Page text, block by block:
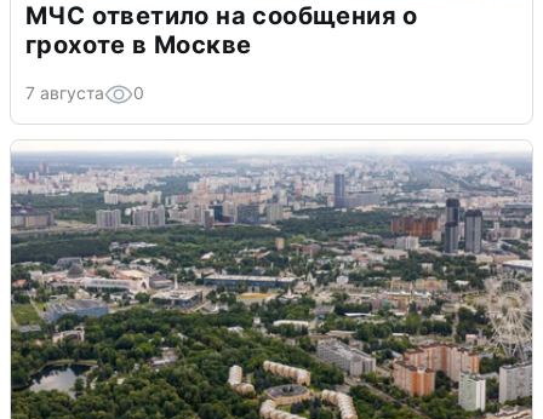
МЧС ответило на сообщения о
грохоте в Москве
7 августа 0